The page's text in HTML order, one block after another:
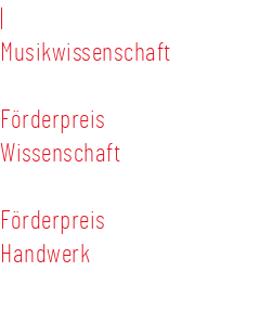
Musikwissenschaft
Förderpreis
Wissenschaft
Förderpreis
Handwerk